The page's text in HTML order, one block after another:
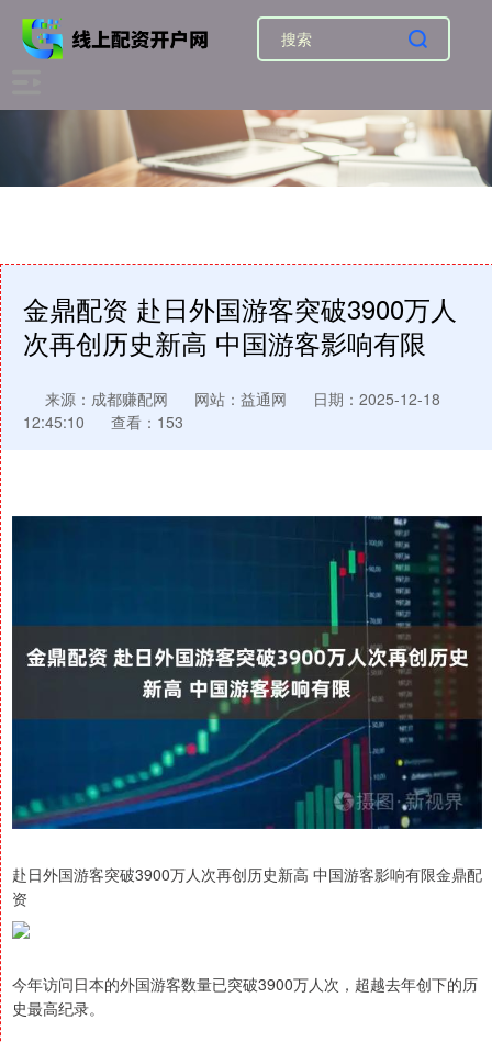
金鼎配资 赴日外国游客突破3900万人
次再创历史新高 中国游客影响有限
来源：成都赚配网 网站：益通网
日期：2025-12-18
12:45:10
查看：153
赴日外国游客突破3900万人次再创历史新高 中国游客影响有限金鼎配
资
今年访问日本的外国游客数量已突破3900万人次，超越去年创下的历
史最高纪录。